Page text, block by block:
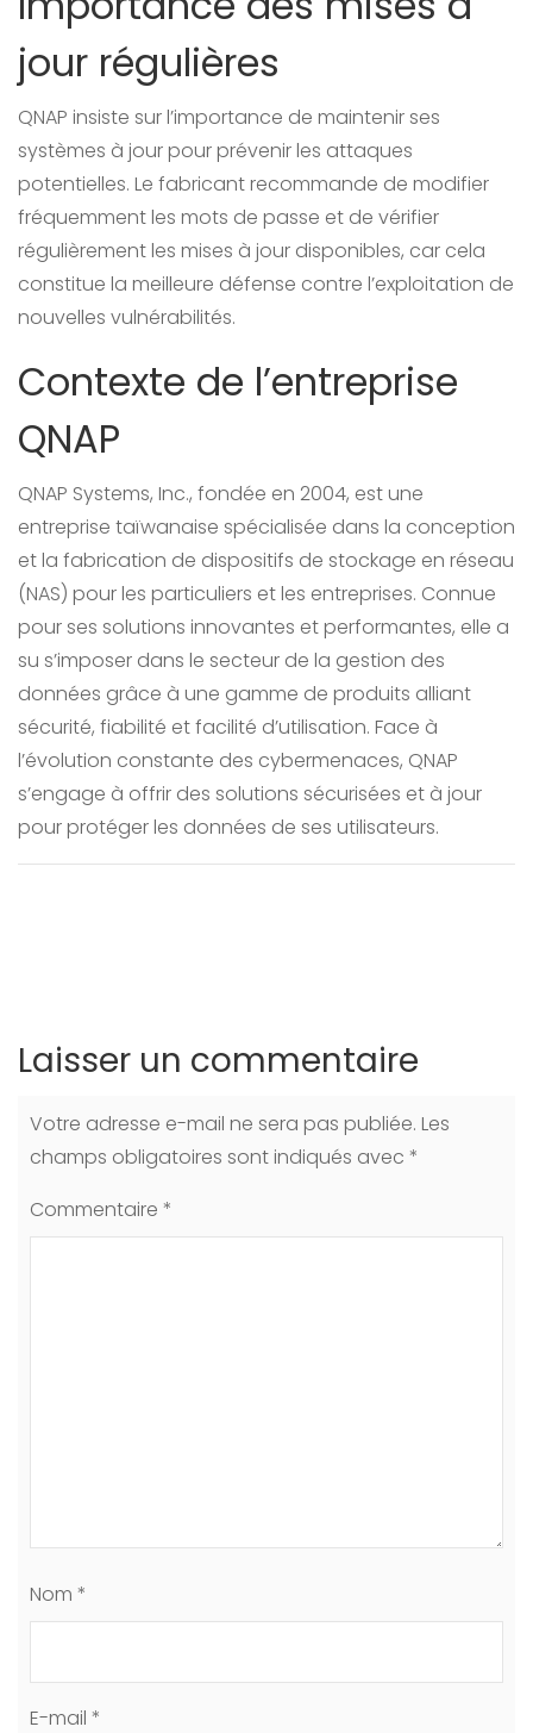
jour régulières
QNAP insiste sur l’importance de maintenir ses
systèmes à jour pour prévenir les attaques
potentielles. Le fabricant recommande de modifier
fréquemment les mots de passe et de vérifier
régulièrement les mises à jour disponibles, car cela
constitue la meilleure défense contre l’exploitation de
nouvelles vulnérabilités.
Contexte de l’entreprise
QNAP
QNAP Systems, Inc., fondée en 2004, est une
entreprise taïwanaise spécialisée dans la conception
et la fabrication de dispositifs de stockage en réseau
(NAS) pour les particuliers et les entreprises. Connue
pour ses solutions innovantes et performantes, elle a
su s’imposer dans le secteur de la gestion des
données grâce à une gamme de produits alliant
sécurité, fiabilité et facilité d’utilisation. Face à
l’évolution constante des cybermenaces, QNAP
s’engage à offrir des solutions sécurisées et à jour
pour protéger les données de ses utilisateurs.
Laisser un commentaire
Votre adresse e-mail ne sera pas publiée. Les
champs obligatoires sont indiqués avec *
Commentaire *
Nom *
E-mail *